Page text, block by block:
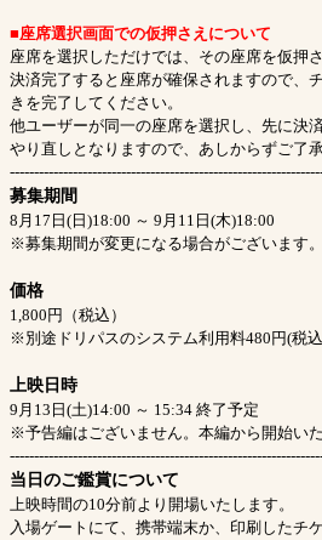
■座席選択画面での仮押さえについて
座席を選択しただけでは、その座席を仮押
決済完了すると座席が確保されますので、
きを完了してください。
他ユーザーが同一の座席を選択し、先に決
やり直しとなりますので、あしからずご了承
募集期間
8月17日(日)18:00 ～ 9月11日(木)18:00
※募集期間が変更になる場合がございます。
価格
1,800円（税込）
※別途ドリパスのシステム利用料480円(税込
上映日時
9月13日(土)14:00 ～ 15:34 終了予定
※予告編はございません。本編から開始いた
当日のご鑑賞について
上映時間の10分前より開場いたします。
入場ゲートにて、携帯端末か、印刷したチ